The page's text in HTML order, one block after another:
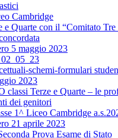
Cambridge
Quarte con il “Comitato Tre
5 maggio 2023
schemi-formulari
2023
classi Terze e Quarte – le
dei genitori
1^ Liceo Cambridge
21 aprile 2023
Prova Esame di Stato